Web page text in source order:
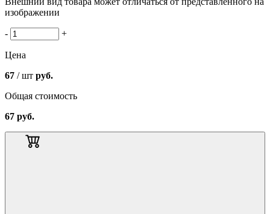
изображении
- +
Цена
67 / шт руб.
Общая стоимость
67 руб.